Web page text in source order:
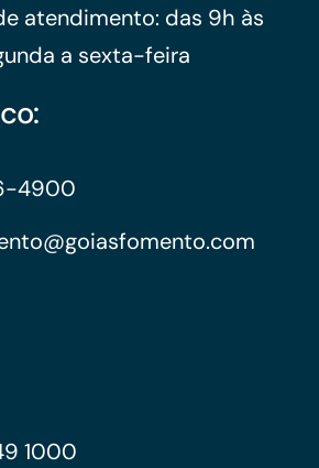
atendimento: das 9h às
a sexta-feira
4900
1000